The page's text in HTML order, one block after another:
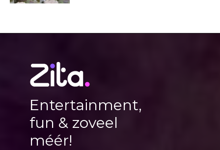
Entertainment,
fun & zoveel
méér!